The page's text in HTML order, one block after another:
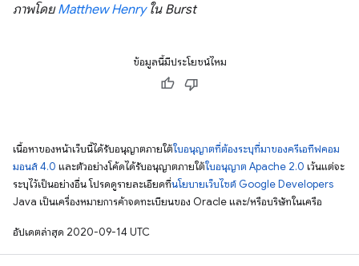
ภาพโดยMatthew Henryใน Burst
ข้อมูลนี้มีประโยชน์ไหม
เนื้อหาของหน้าเว็บนี้ได้รับอนุญาตภายใต้ใบอนุญาตที่ต้องระบุที่มาของครีเอทีฟคอม
มอนส์ 4.0 และตัวอย่างโค้ดได้รับอนุญาตภายใต้ใบอนุญาต Apache 2.0 เว้นแต่จะ
ระบุไว้เป็นอย่างอื่น โปรดดูรายละเอียดที่นโยบายเว็บไซต์ Google Developers
Java เป็นเครื่องหมายการค้าจดทะเบียนของ Oracle และ/หรือบริษัทในเครือ
อัปเดตล่าสุด 2020-09-14 UTC